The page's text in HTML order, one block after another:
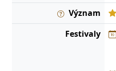
Význam
Festivaly